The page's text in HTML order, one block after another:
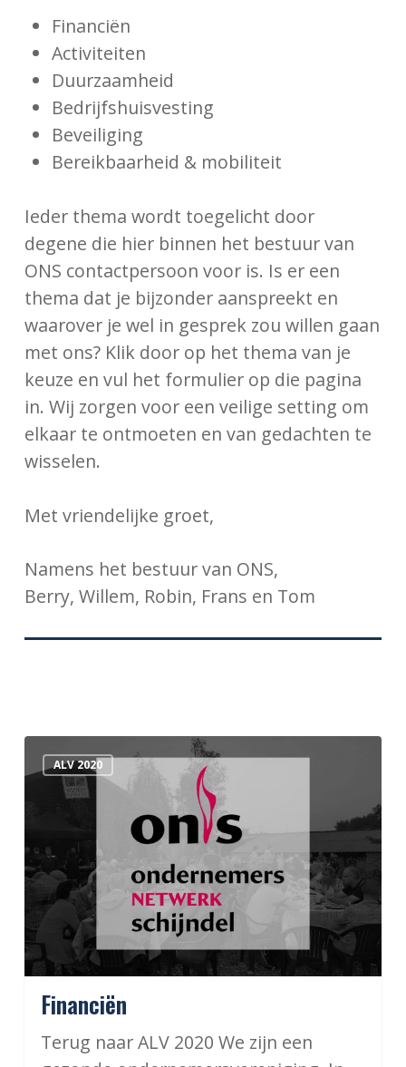
Financiën
Activiteiten
Duurzaamheid
Bedrijfshuisvesting
Beveiliging
Bereikbaarheid & mobiliteit
Ieder thema wordt toegelicht door
degene die hier binnen het bestuur van
ONS contactpersoon voor is. Is er een
thema dat je bijzonder aanspreekt en
waarover je wel in gesprek zou willen gaan
met ons? Klik door op het thema van je
keuze en vul het formulier op die pagina
in. Wij zorgen voor een veilige setting om
elkaar te ontmoeten en van gedachten te
wisselen.
Met vriendelijke groet,
Namens het bestuur van ONS,
Berry, Willem, Robin, Frans en Tom
Financiën
ALV 2020
Financiën
Terug naar ALV 2020 We zijn een